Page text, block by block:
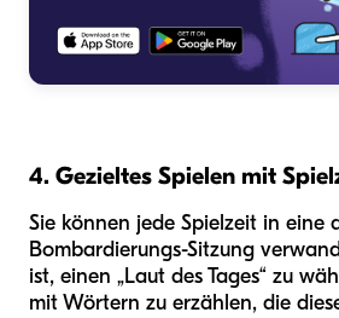
4. Gezieltes Spielen mit
Sie können jede Spielzeit in eine
Bombardierungs-Sitzung
ist, einen „Laut des Tages“ zu
mit Wörtern zu erzählen, die